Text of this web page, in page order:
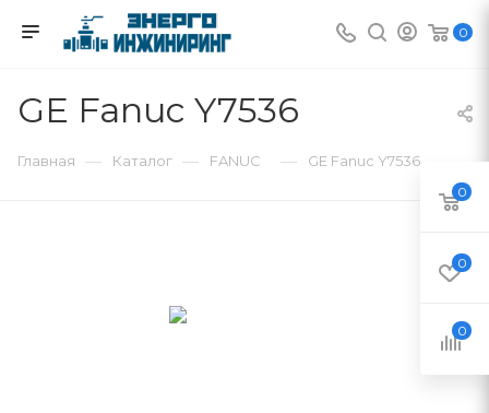
0
GE Fanuc Y7536
Главная — Каталог — FANUC — GE Fanuc Y7536
0
0
0